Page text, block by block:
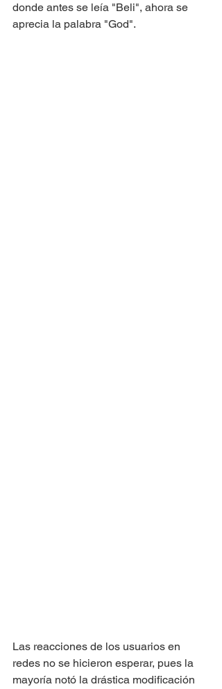
donde antes se leía "Beli", ahora se
aprecia la palabra "God".
Las reacciones de los usuarios en
redes no se hicieron esperar, pues la
mayoría notó la drástica modificación